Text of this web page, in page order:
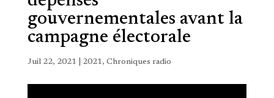
gouvernementales avant la
campagne électorale
Juil 22, 2021 2021, Chroniques radio